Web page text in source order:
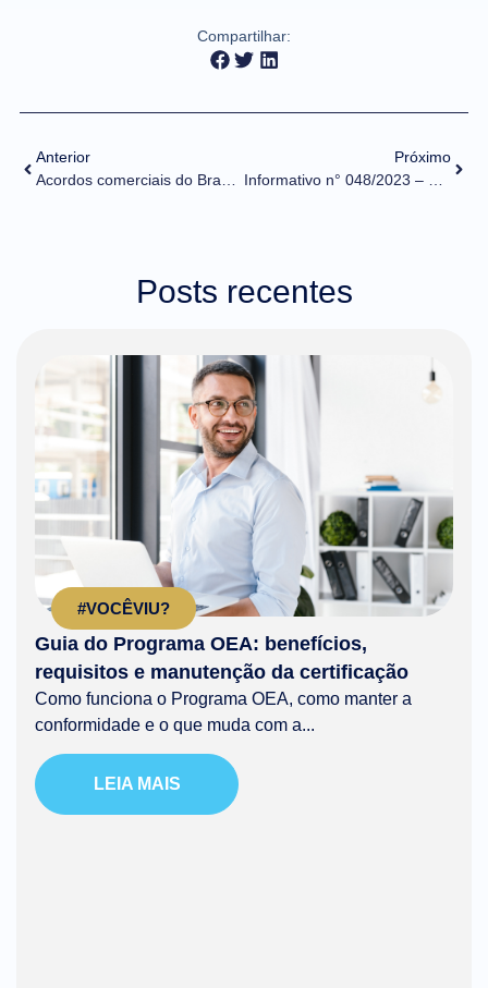
Compartilhar:
Anterior
Próximo
Posts recentes
#VOCÊVIU?
Guia do Programa OEA: benefícios,
requisitos e manutenção da certificação
Como funciona o Programa OEA, como manter a
conformidade e o que muda com a...
LEIA MAIS